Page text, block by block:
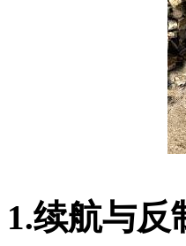
1.续航与反